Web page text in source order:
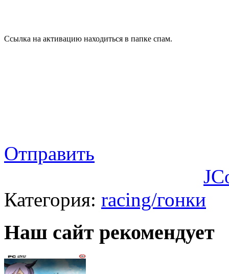
Ссылка на активацию находиться в папке спам.
Отправить
Категория: racing/гонки
Наш сайт рекомендует